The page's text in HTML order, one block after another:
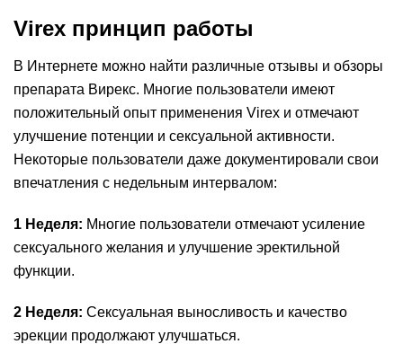
Virex принцип работы
В Интернете можно найти различные отзывы и обзоры
препарата Вирекс. Многие пользователи имеют
положительный опыт применения Virex и отмечают
улучшение потенции и сексуальной активности.
Некоторые пользователи даже документировали свои
впечатления с недельным интервалом:
1 Неделя: Многие пользователи отмечают усиление
сексуального желания и улучшение эректильной
функции.
2 Неделя: Сексуальная выносливость и качество
эрекции продолжают улучшаться.